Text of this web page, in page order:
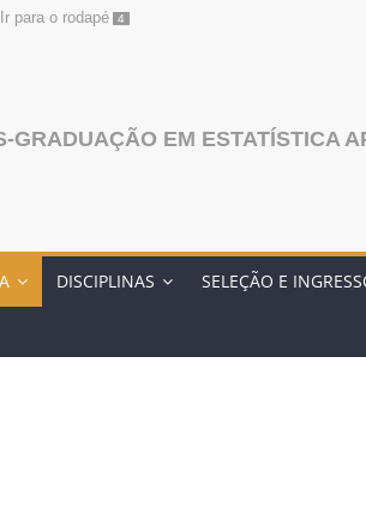
Ir para o rodapé 4
GRADUAÇÃO EM ESTATÍSTICA
DISCIPLINAS SELEÇÃO E